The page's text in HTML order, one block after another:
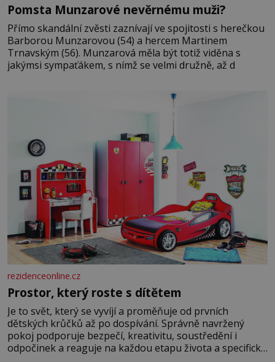
Pomsta Munzarové nevěrnému muži?
Přímo skandální zvěsti zaznívají ve spojitosti s herečkou
Barborou Munzarovou (54) a hercem Martinem
Trnavským (56). Munzarová měla být totiž viděna s
jakýmsi sympaťákem, s nímž se velmi družně, až d
rezidenceonline.cz
Prostor, který roste s dítětem
Je to svět, který se vyvíjí a proměňuje od prvních
dětských krůčků až po dospívání. Správně navržený
pokoj podporuje bezpečí, kreativitu, soustředění i
odpočinek a reaguje na každou etapu života a specifické